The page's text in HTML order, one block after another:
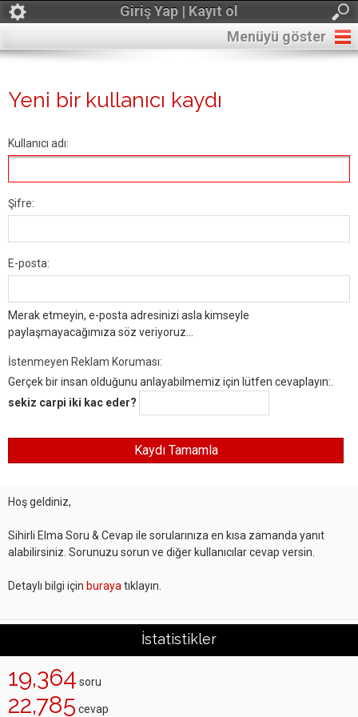
Giriş Yap | Kayıt ol
Menüyü göster
Yeni bir kullanıcı kaydı
Kullanıcı adı:
Şifre:
E-posta:
Merak etmeyin, e-posta adresinizi asla kimseyle
paylaşmayacağımıza söz veriyoruz...
İstenmeyen Reklam Koruması:
Gerçek bir insan olduğunu anlayabilmemiz için lütfen cevaplayın:.
sekiz carpi iki kac eder?
Hoş geldiniz,
Sihirli Elma Soru & Cevap ile sorularınıza en kısa zamanda yanıt
alabilirsiniz. Sorunuzu sorun ve diğer kullanıcılar cevap versin.
Detaylı bilgi için buraya tıklayın.
İstatistikler
19,364 soru
22,785 cevap